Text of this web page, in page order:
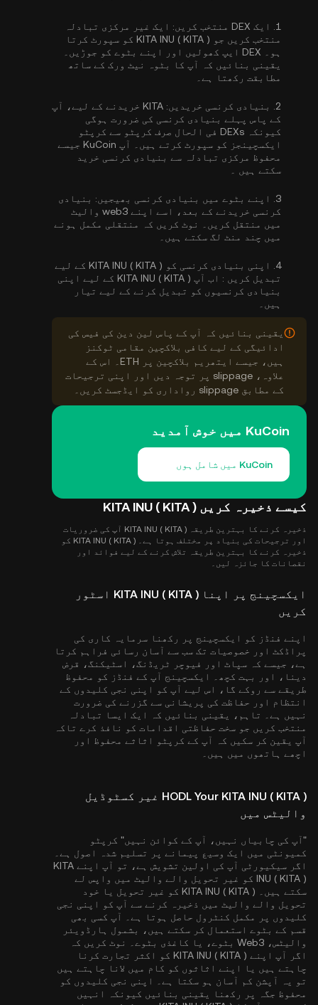
1. ایک DEX منتخب کریں:
ایک غیر مرکزی تبادلہ
منتخب کریں جو KITA INU ( KITA ) کو سپورٹ کرتا
ہو۔ DEX ایپ کھولیں اور اپنے بٹوے کو جوڑیں۔
یقینی بنائیں کہ آپ کا بٹوہ نیٹ ورک کے ساتھ
مطابقت رکھتا ہے۔
2. بنیادی کرنسی خریدیں:
KITA خریدنے کے لیے، آپ
کے پاس پہلے بنیادی کرنسی کی ضرورت ہوگی
کیونکہ DEXs فی الحال صرف کرپٹو سے کرپٹو
ایکسچینجز کو سپورٹ کرتے ہیں۔ آپ KuCoin جیسے
محفوظ مرکزی تبادلہ سے بنیادی کرنسی خرید
سکتے ہیں
3. اپنے بٹوے میں بنیادی کرنسی بھیجیں: بنیادی
کرنسی خریدنے کے بعد، اسے اپنے web3 والیٹ
میں منتقل کریں۔ نوٹ کریں کہ منتقلی مکمل ہونے
میں چند منٹ لگ سکتے ہیں۔
4.
اپنی بنیادی کرنسی کو KITA INU ( KITA ) کے لیے
تبدیل کریں :
اب آپ KITA INU ( KITA ) کے لیے اپنی
بنیادی کرنسیوں کو تبدیل کرنے کے لیے تیار
ہیں۔
یقینی بنائیں کہ آپ کے پاس لین دین کی فیس کی
ادائیگی کے لیے کافی بلاکچین مقامی ٹوکنز
ہیں، جیسے ایتھریم بلاکچین پر ETH۔ اس کے
علاوہ، slippage پر توجہ دیں اور اپنی ترجیحات
کے مطابق slippage رواداری کو ایڈجسٹ کریں۔
KuCoin میں خوش آمدید
KuCoin میں شامل ہوں
کیسے ذخیرہ کریں KITA INU ( KITA )
ذخیرہ کرنے کا بہترین طریقہ KITA INU ( KITA ) آپ کی ضروریات
اور ترجیحات کی بنیاد پر مختلف ہوتا ہے۔ KITA INU ( KITA ) کو
ذخیرہ کرنے کا بہترین طریقہ تلاش کرنے کے لیے فوائد اور
نقصانات کا جائزہ لیں۔
ایکسچینج پر اپنا KITA INU ( KITA ) اسٹور
کریں
اپنے فنڈز کو ایکسچینج پر رکھنا سرمایہ کاری کی
پراڈکٹ اور خصوصیات تک سب سے آسان رسائی فراہم کرتا
ہے، جیسے کہ سپاٹ اور فیوچر ٹریڈنگ، اسٹیکنگ، قرض
دینا، اور بہت کچھ۔ ایکسچینج آپ کے فنڈز کو محفوظ
طریقے سے روکے گا، اس لیے آپ کو اپنی نجی کلیدوں کے
انتظام اور حفاظت کی پریشانی سے گزرنے کی ضرورت
نہیں ہے۔ تاہم، یقینی بنائیں کہ ایک ایسا تبادلہ
منتخب کریں جو سخت حفاظتی اقدامات کو نافذ کرے تاکہ
آپ یقین کر سکیں کہ آپ کے کرپٹو اثاثے محفوظ اور
اچھے ہاتھوں میں ہیں۔
HODL Your KITA INU ( KITA ) غیر کسٹوڈیل
والیٹس میں
"آپ کی چابیاں نہیں، آپ کے کوائن نہیں" کرپٹو
کمیونٹی میں ایک وسیع پیمانے پر تسلیم شدہ اصول ہے۔
اگر سیکیورٹی آپ کی اولین تشویش ہے، تو آپ اپنے KITA
INU ( KITA ) کو غیر تحویل والے والیٹ میں واپس لے
سکتے ہیں۔ KITA INU ( KITA ) کو غیر تحویل یا خود
تحویل والے والیٹ میں ذخیرہ کرنے سے آپ کو اپنی نجی
کلیدوں پر مکمل کنٹرول حاصل ہوتا ہے۔ آپ کسی بھی
قسم کے بٹوے استعمال کر سکتے ہیں، بشمول ہارڈویئر
والیٹس، Web3 بٹوے، یا کاغذی بٹوے۔ نوٹ کریں کہ
اگر آپ اپنے KITA INU ( KITA ) کو اکثر تجارت کرنا
چاہتے ہیں یا اپنے اثاثوں کو کام میں لانا چاہتے ہیں
تو یہ آپشن کم آسان ہو سکتا ہے۔ اپنی نجی کلیدوں کو
محفوظ جگہ پر رکھنا یقینی بنائیں کیونکہ انہیں